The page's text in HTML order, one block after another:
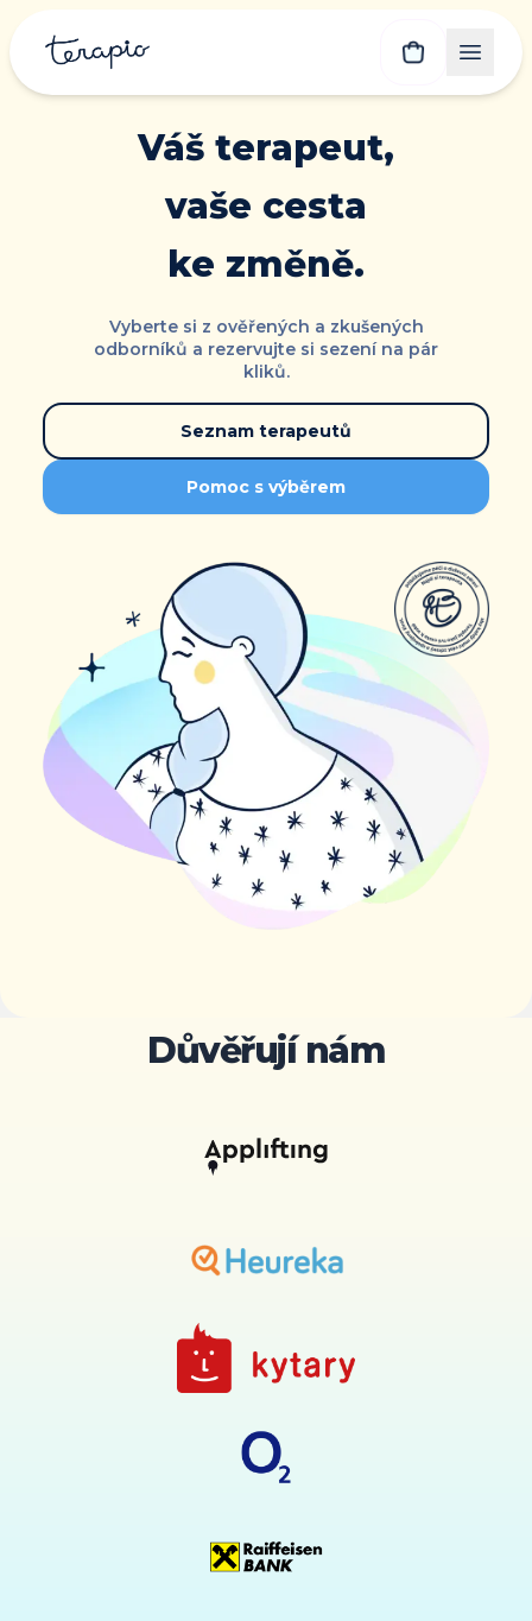
Váš terapeut,
vaše cesta
ke změně.
Vyberte si z ověřených a zkušených
odborníků a rezervujte si sezení na pár
kliků.
Seznam terapeutů
Pomoc s výběrem
Důvěřují nám